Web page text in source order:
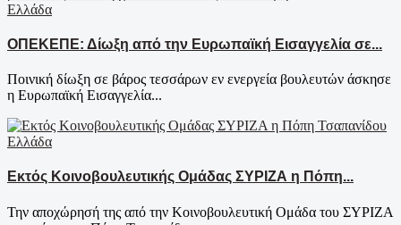
Ελλάδα
ΟΠΕΚΕΠΕ: Δίωξη από την Ευρωπαϊκή Εισαγγελία σε...
Ποινική δίωξη σε βάρος τεσσάρων εν ενεργεία βουλευτών άσκησε
η Ευρωπαϊκή Εισαγγελία...
Ελλάδα
Εκτός Κοινοβουλευτικής Ομάδας ΣΥΡΙΖΑ η Πόπη...
Την αποχώρησή της από την Κοινοβουλευτική Ομάδα του ΣΥΡΙΖΑ